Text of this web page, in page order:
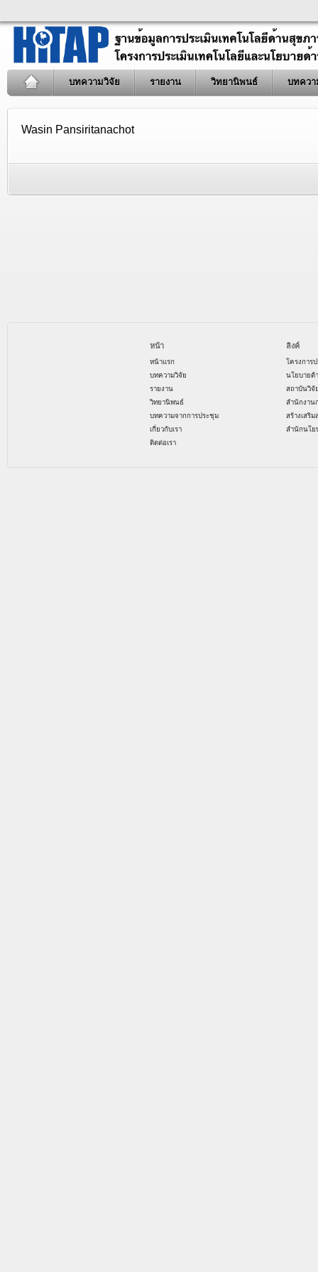
บทความวิจัย รายงาน วิทยานิพนธ์ บทควา
Wasin Pansiritanachot
หน้า
หน้าแรก
บทความวิจัย
รายงาน
วิทยานิพนธ์
บทความจากการประชุม
เกี่ยวกับเรา
ติดต่อเรา
ลิงค์
โครงการ
นโยบายด้
สถาบันวิจั
สำนักงาน
สร้างเสริ
สำนักนโย